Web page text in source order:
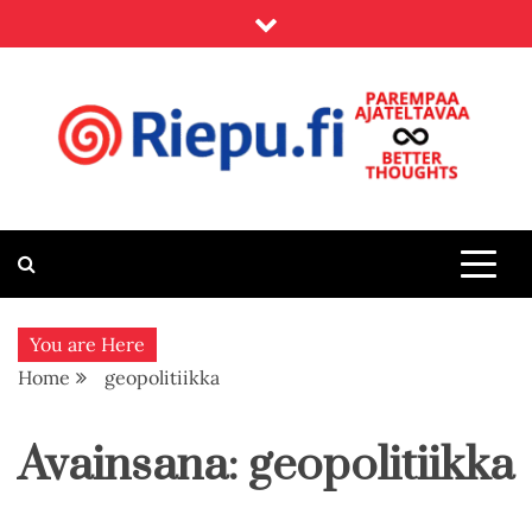
to
Riepu.fi
You are Here
Home
geopolitiikka
Avainsana: geopolitiikka